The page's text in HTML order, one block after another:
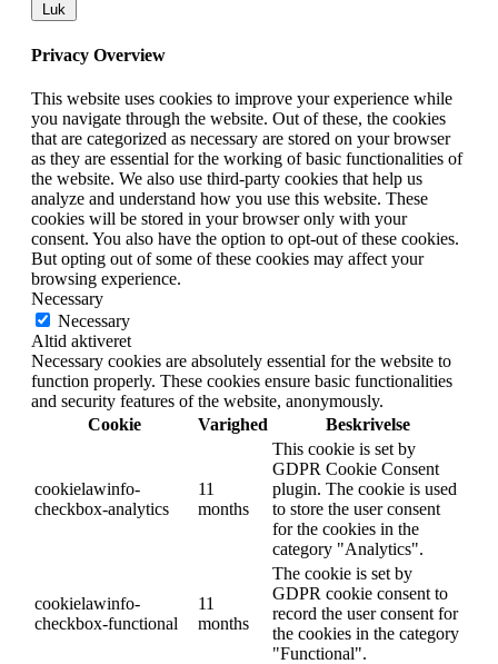
Luk
Privacy Overview
This website uses cookies to improve your experience while
you navigate through the website. Out of these, the cookies
that are categorized as necessary are stored on your browser
as they are essential for the working of basic functionalities of
the website. We also use third-party cookies that help us
analyze and understand how you use this website. These
cookies will be stored in your browser only with your
consent. You also have the option to opt-out of these cookies.
But opting out of some of these cookies may affect your
browsing experience.
Necessary
Necessary
Altid aktiveret
Necessary cookies are absolutely essential for the website to
function properly. These cookies ensure basic functionalities
and security features of the website, anonymously.
Cookie
Varighed Beskrivelse
cookielawinfo-
checkbox-analytics
11
months
This cookie is set by
GDPR Cookie Consent
plugin. The cookie is used
to store the user consent
for the cookies in the
category "Analytics".
cookielawinfo-
checkbox-functional
11
months
The cookie is set by
GDPR cookie consent to
record the user consent for
the cookies in the category
"Functional".